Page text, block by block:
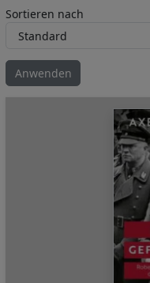
Sortieren nach